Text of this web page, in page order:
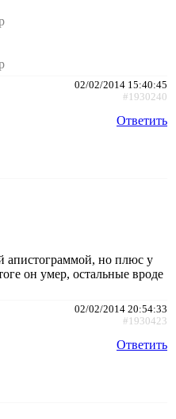
02/02/2014 15:40:45
#1930240
Ответить
апистограммой, но плюс у
он умер, остальные вроде
02/02/2014 20:54:33
#1930423
Ответить